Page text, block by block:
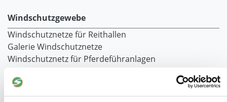
Windschutzgewebe
Windschutznetze für Reithallen
Galerie Windschutznetze
Windschutznetz für Pferdeführanlagen
Lubratec Tore
Lubratec Fronten